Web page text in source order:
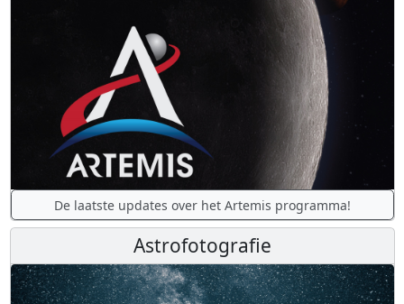
De laatste updates over het Artemis programma!
Astrofotografie